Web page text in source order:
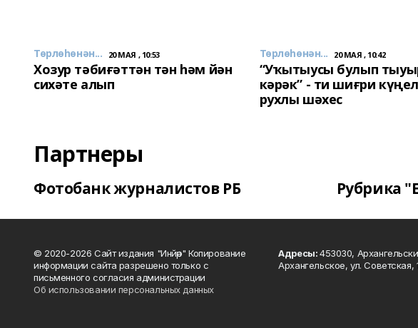
Төрлөһөнән... 20 МАЯ , 10:53
Хозур тәбиғәттән тән һәм йән
сихәте алып
Төрлөһөнән... 20 МАЯ , 10:42
“Уҡытыусы булып
кәрәк” - ти шиғри
рухлы шәхес
Партнеры
Фотобанк журналистов РБ Рубрика
© 2020-2026 Сайт издания "Инйәр" Копирование
информации сайта разрешено только с
письменного согласия администрации
Об использовании персональных данных
Адресы:453030,
Архангельское, ул. Советская,